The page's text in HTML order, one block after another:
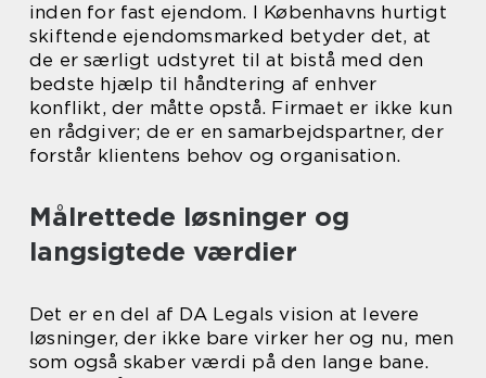
inden for fast ejendom. I Københavns hurtigt
skiftende ejendomsmarked betyder det, at
de er særligt udstyret til at bistå med den
bedste hjælp til håndtering af enhver
konflikt, der måtte opstå. Firmaet er ikke kun
en rådgiver; de er en samarbejdspartner, der
forstår klientens behov og organisation.
Målrettede løsninger og
langsigtede værdier
Det er en del af DA Legals vision at levere
løsninger, der ikke bare virker her og nu, men
som også skaber værdi på den lange bane.